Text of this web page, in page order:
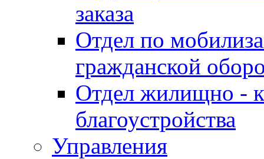
заказа
Отдел по
гражданской
Отдел жилищно -
благоустройства
Управления